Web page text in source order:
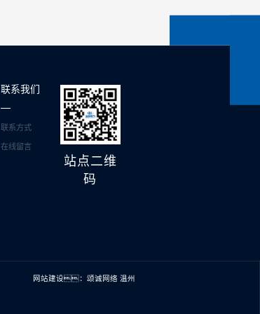
联系我们
联系方式
在线留言
站点二维
码
网站建设： 颂诚网络 温州